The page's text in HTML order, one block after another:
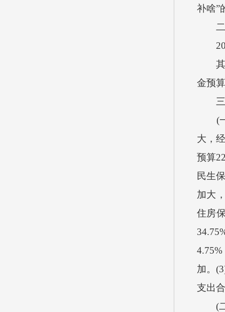
补啥”
二
其中
金预
三
(一
大，
预算
民生
加大
住房
加。
支出
(二